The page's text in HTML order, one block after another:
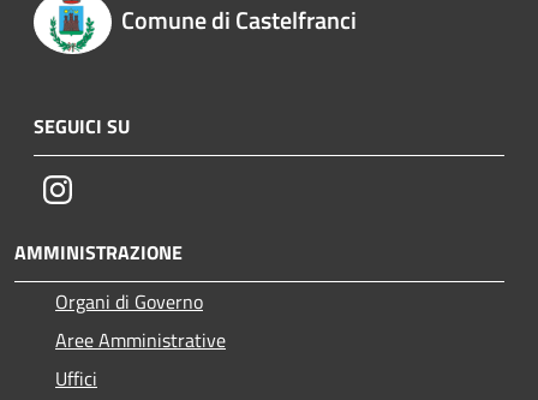
Comune di Castelfranci
SEGUICI SU
Instagram
AMMINISTRAZIONE
Organi di Governo
Aree Amministrative
Uffici